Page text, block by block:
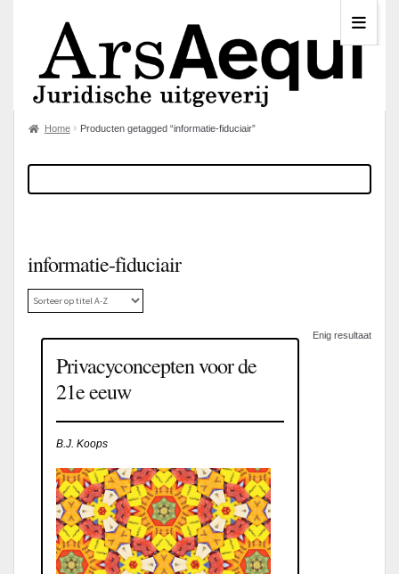
Home Producten getagged “informatie-fiduciair”
informatie-fiduciair
Enig resultaat
Privacyconcepten voor de
21e eeuw
B.J. Koops